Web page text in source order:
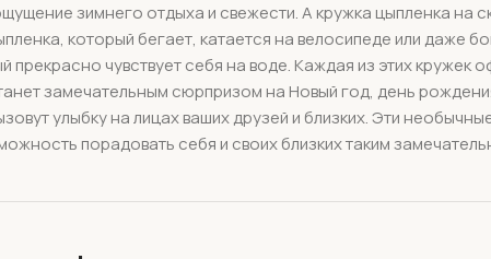
зимнего отдыха и свежести. А кружка цыпленка на
который бегает, катается на велосипеде или даже
прекрасно чувствует себя на воде. Каждая из этих
замечательным сюрпризом на Новый год, день
улыбку на лицах ваших друзей и близких. Эти
порадовать себя и своих близких таким